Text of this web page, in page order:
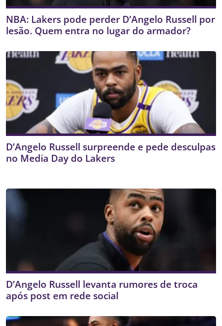
NBA: Lakers pode perder D’Angelo Russell por
lesão. Quem entra no lugar do armador?
D’Angelo Russell surpreende e pede desculpas
no Media Day do Lakers
D’Angelo Russell levanta rumores de troca
após post em rede social